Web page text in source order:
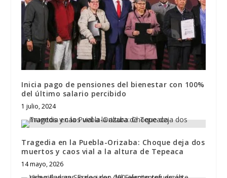
Inicia pago de pensiones del bienestar con 100%
del último salario percibido
1 julio, 2024
Tragedia en la Puebla-Orizaba: Choque deja dos
muertos y caos vial a la altura de Tepeaca
14 mayo, 2026